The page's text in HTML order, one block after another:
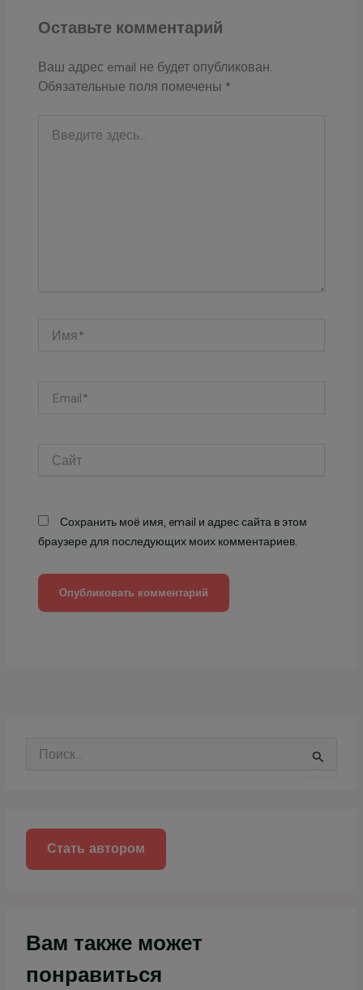
Оставьте комментарий
Ваш адрес email не будет опубликован.
Обязательные поля помечены *
здесь...
Сохранить моё имя, email и адрес сайта в этом
браузере для последующих моих комментариев.
Стать автором
Вам также может
понравиться